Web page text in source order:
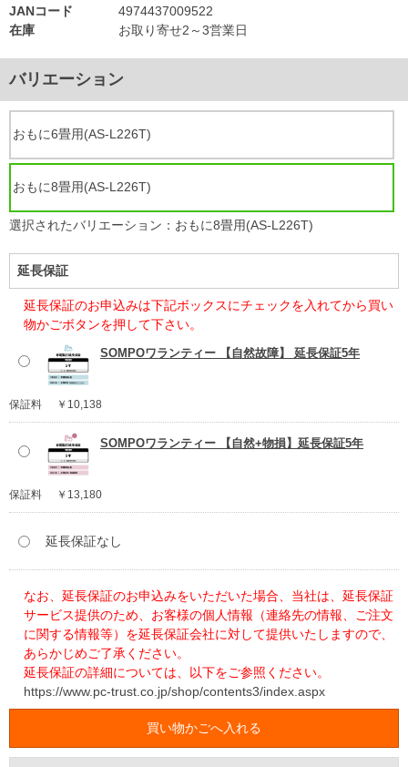
JANコード
4974437009522
在庫
お取り寄せ2～3営業日
バリエーション
おもに6畳用(AS-L226T)
おもに8畳用(AS-L226T)
選択されたバリエーション：おもに8畳用(AS-L226T)
延長保証
延長保証のお申込みは下記ボックスにチェックを入れてから買い
物かごボタンを押して下さい。
SOMPOワランティー 【自然故障】 延長保証5年
保証料 ￥10,138
SOMPOワランティー 【自然+物損】延長保証5年
保証料 ￥13,180
延長保証なし
なお、延長保証のお申込みをいただいた場合、当社は、延長保証
サービス提供のため、お客様の個人情報（連絡先の情報、ご注文
に関する情報等）を延長保証会社に対して提供いたしますので、
あらかじめご了承ください。
延長保証の詳細については、以下をご参照ください。
https://www.pc-trust.co.jp/shop/contents3/index.aspx